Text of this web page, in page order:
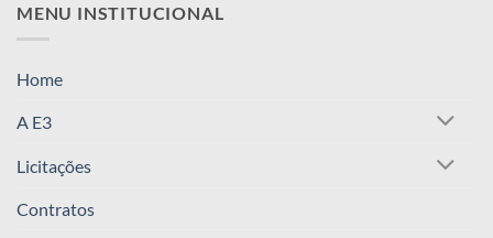
MENU INSTITUCIONAL
Home
A E3
Licitações
Contratos